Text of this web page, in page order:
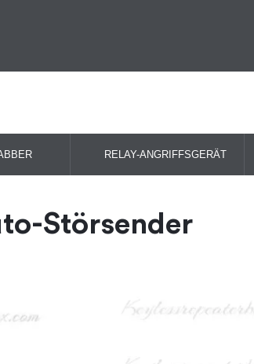
RELAY-ANGRIFFSGERÄT
Störsender